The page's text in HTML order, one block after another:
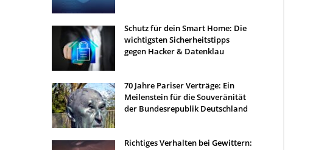
Schutz für dein Smart Home: Die
wichtigsten Sicherheitstipps
gegen Hacker & Datenklau
70 Jahre Pariser Verträge: Ein
Meilenstein für die Souveränität
der Bundesrepublik Deutschland
Richtiges Verhalten bei Gewittern: